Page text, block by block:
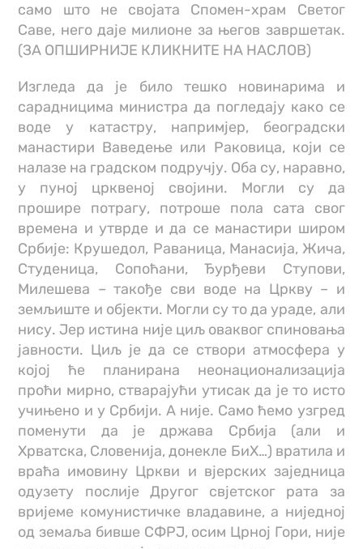
само што не својата Спомен-храм Светог
Саве, него даје милионе за његов завршетак.
(ЗА ОПШИРНИЈЕ КЛИКНИТЕ НА НАСЛОВ)
Изгледа да је било тешко новинарима и
сарадницима министра да погледају како се
воде у катастру, напримјер, београдски
манастири Ваведење или Раковица, који се
налазе на градском подручју. Оба су, наравно,
у пуној црквеној својини. Могли су да
прошире потрагу, потроше пола сата свог
времена и утврде и да се манастири широм
Србије: Крушедол, Раваница, Манасија, Жича,
Студеница, Сопоћани, Ђурђеви Ступови,
Милешева – такође сви воде на Цркву – и
земљиште и објекти. Могли су то да ураде, али
нису. Јер истина није циљ оваквог спиновања
јавности. Циљ је да се створи атмосфера у
којој ће планирана неонационализација
проћи мирно, стварајући утисак да је то исто
учињено и у Србији. А није. Само ћемо узгред
поменути да је држава Србија (али и
Хрватска, Словенија, донекле БиХ…) вратила и
враћа имовину Цркви и вјерских заједница
одузету послије Другог свјетског рата за
вријеме комунистичке владавине, а ниједној
од земаља бивше СФРЈ, осим Црној Гори, није